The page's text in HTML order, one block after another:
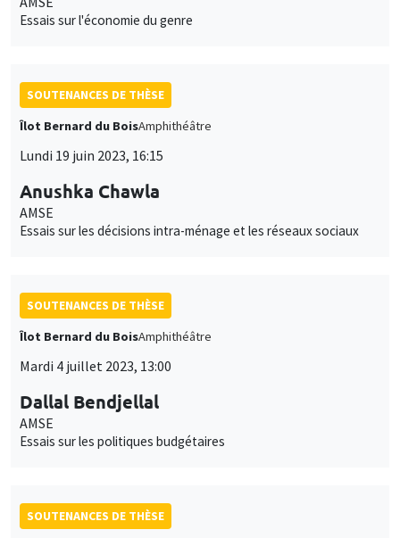
Essais sur l'économie du genre
SOUTENANCES DE THÈSE
Îlot Bernard du BoisAmphithéâtre
Lundi 19 juin 2023, 16:15
Anushka Chawla
AMSE
Essais sur les décisions intra-ménage et les réseaux sociaux
SOUTENANCES DE THÈSE
Îlot Bernard du BoisAmphithéâtre
Mardi 4 juillet 2023, 13:00
Dallal Bendjellal
AMSE
Essais sur les politiques budgétaires
SOUTENANCES DE THÈSE